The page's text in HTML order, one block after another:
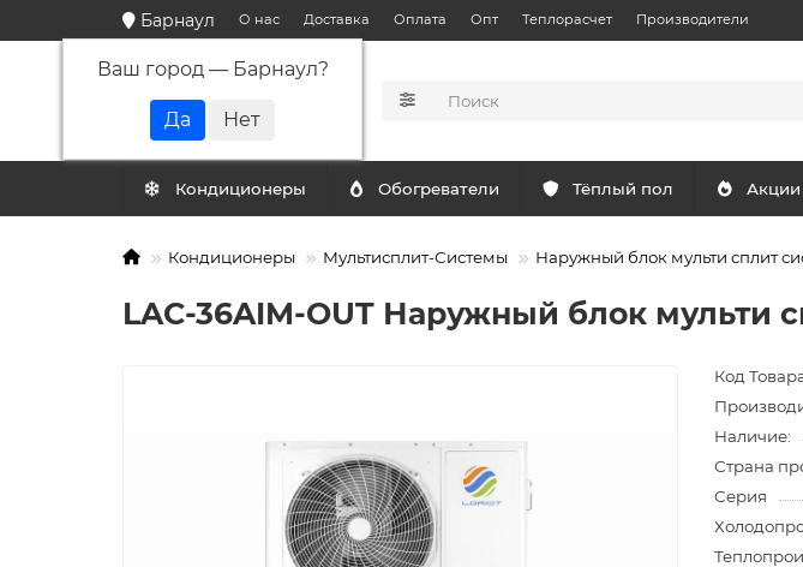
Барнаул
Ваш город — Барнаул?
О нас Доставка Оплата Опт Теплорасчет Производители
Кондиционеры Обогреватели Тёплый пол
Кондиционеры Мультисплит-Системы Наружный блок мульти сплит
LAC-36AIM-OUT Наружный блок мульти
Код
Наличие:
Страна
Серия